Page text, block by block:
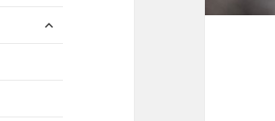
ouvrir